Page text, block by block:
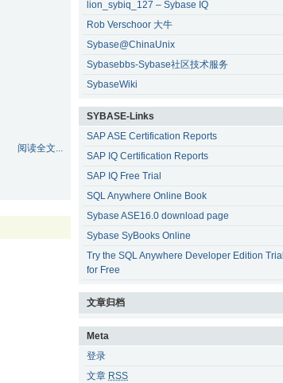
阅读全文...
lion_sybiq_127 – Sybase IQ
Rob Verschoor 大牛
Sybase@ChinaUnix
Sybasebbs-Sybase社区技术服务
SybaseWiki
SYBASE-Links
SAP ASE Certification Reports
SAP IQ Certification Reports
SAP IQ Free Trial
SQL Anywhere Online Book
Sybase ASE16.0 download page
Sybase SyBooks Online
Try the SQL Anywhere Developer Edition Trial
for Free
文章归档
Meta
登录
文章 RSS